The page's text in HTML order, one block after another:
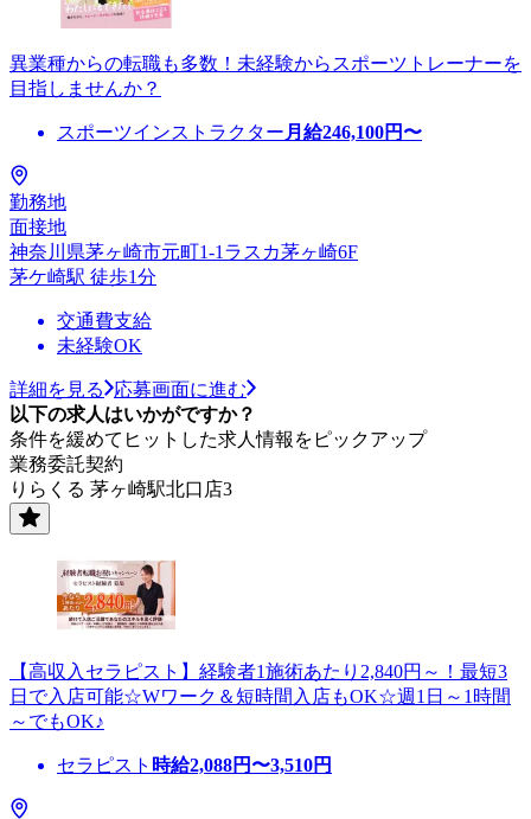
異業種からの転職も多数！未経験からスポーツトレーナーを
目指しませんか？
スポーツインストラクター 月給246,100円〜
勤務地
面接地
神奈川県茅ヶ崎市元町1-1ラスカ茅ヶ崎6F
茅ケ崎駅 徒歩1分
交通費支給
未経験OK
詳細を見る
応募画面に進む
以下の求人はいかがですか？
条件を緩めてヒットした求人情報をピックアップ
業務委託契約
りらくる 茅ヶ崎駅北口店3
【高収入セラピスト】経験者1施術あたり2,840円～！最短3
日で入店可能☆Wワーク＆短時間入店もOK☆週1日～1時間
～でもOK♪
セラピスト 時給2,088円〜3,510円